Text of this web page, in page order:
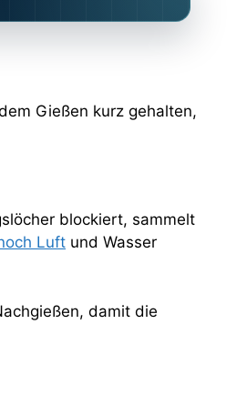
Gießen kurz gehalten,
blockiert, sammelt
Luft und Wasser
damit die